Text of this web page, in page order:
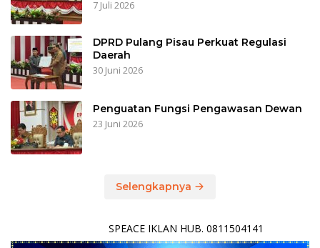
7 Juli 2026
DPRD Pulang Pisau Perkuat Regulasi
Daerah
30 Juni 2026
Penguatan Fungsi Pengawasan Dewan
23 Juni 2026
Selengkapnya
SPEACE IKLAN HUB. 0811504141